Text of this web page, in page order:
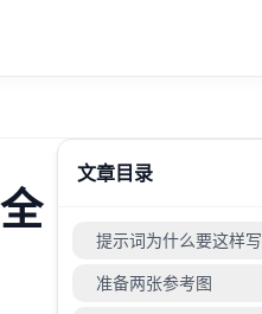
文章目录
提示词为什么要这样写
准备两张参考图